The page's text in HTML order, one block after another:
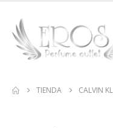
TIENDA CALVIN